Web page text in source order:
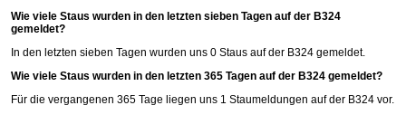
Wie viele Staus wurden in den letzten sieben Tagen auf der B324
gemeldet?
In den letzten sieben Tagen wurden uns 0 Staus auf der B324 gemeldet.
Wie viele Staus wurden in den letzten 365 Tagen auf der B324 gemeldet?
Für die vergangenen 365 Tage liegen uns 1 Staumeldungen auf der B324 vor.